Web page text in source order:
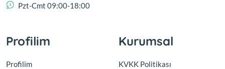
Pzt-Cmt 09:00-18:00
Profilim
Profilim
Kurumsal
KVKK Politikası